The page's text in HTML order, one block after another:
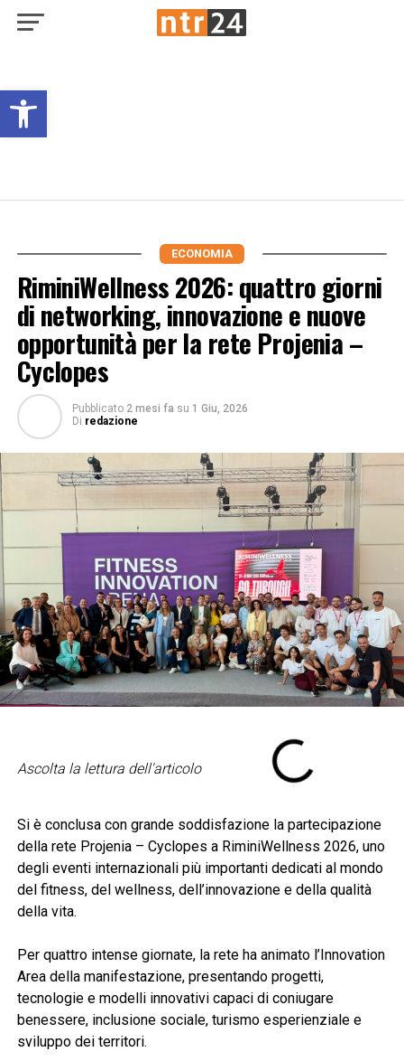
Open toolbar
ECONOMIA
RiminiWellness 2026: quattro giorni
di networking, innovazione e nuove
opportunità per la rete Projenia –
Cyclopes
Pubblicato 2 mesi fa su 1 Giu, 2026
Di redazione
Ascolta la lettura dell'articolo
Si è conclusa con grande soddisfazione la partecipazione
della rete Projenia – Cyclopes a RiminiWellness 2026, uno
degli eventi internazionali più importanti dedicati al mondo
del fitness, del wellness, dell’innovazione e della qualità
della vita.
Per quattro intense giornate, la rete ha animato l’Innovation
Area della manifestazione, presentando progetti,
tecnologie e modelli innovativi capaci di coniugare
benessere, inclusione sociale, turismo esperienziale e
sviluppo dei territori.